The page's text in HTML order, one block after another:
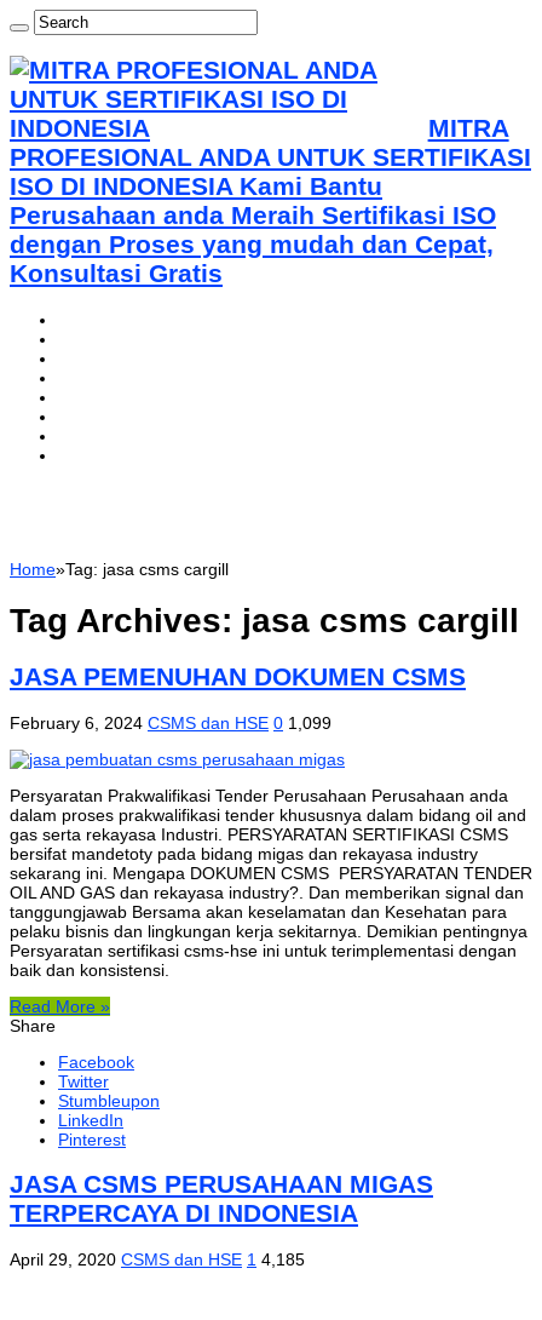
MITRA
PROFESIONAL ANDA UNTUK SERTIFIKASI
ISO DI INDONESIA Kami Bantu
Perusahaan anda Meraih Sertifikasi ISO
dengan Proses yang mudah dan Cepat,
Konsultasi Gratis
Home»Tag: jasa csms cargill
Tag Archives: jasa csms cargill
JASA PEMENUHAN DOKUMEN CSMS
February 6, 2024 CSMS dan HSE 0 1,099
Persyaratan Prakwalifikasi Tender Perusahaan Perusahaan anda
dalam proses prakwalifikasi tender khususnya dalam bidang oil and
gas serta rekayasa Industri. PERSYARATAN SERTIFIKASI CSMS
bersifat mandetoty pada bidang migas dan rekayasa industry
sekarang ini. Mengapa DOKUMEN CSMS PERSYARATAN TENDER
OIL AND GAS dan rekayasa industry?. Dan memberikan signal dan
tanggungjawab Bersama akan keselamatan dan Kesehatan para
pelaku bisnis dan lingkungan kerja sekitarnya. Demikian pentingnya
Persyaratan sertifikasi csms-hse ini untuk terimplementasi dengan
baik dan konsistensi.
Read More »
Share
Facebook
Twitter
Stumbleupon
LinkedIn
Pinterest
JASA CSMS PERUSAHAAN MIGAS
TERPERCAYA DI INDONESIA
April 29, 2020 CSMS dan HSE 1 4,185